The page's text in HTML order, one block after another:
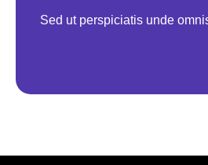
Sed ut perspiciatis unde